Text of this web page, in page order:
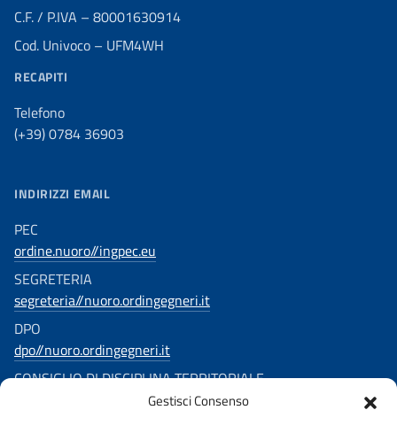
Gestisci Consenso
C.F. / P.IVA – 80001630914
Cod. Univoco – UFM4WH
RECAPITI
Telefono
(+39) 0784 36903
INDIRIZZI EMAIL
PEC
ordine.nuoro//ingpec.eu
SEGRETERIA
segreteria//nuoro.ordingegneri.it
DPO
dpo//nuoro.ordingegneri.it
CONSIGLIO DI DISCIPLINA TERRITORIALE
consigliodisciplina.ingegnerinuoro//ingpec.eu